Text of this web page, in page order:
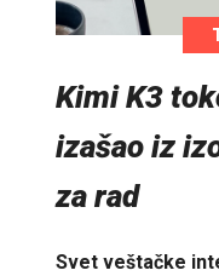
Kimi K3
izašao iz
za rad
Svet veštačke